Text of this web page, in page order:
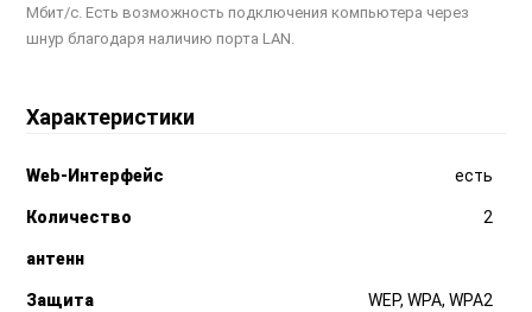
Мбит/с. Есть возможность подключения компьютера через
шнур благодаря наличию порта LAN.
Характеристики
Web-Интерфейс есть
Количество
антенн
2
Защита WEP, WPA, WPA2